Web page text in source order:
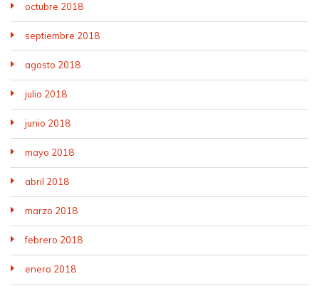
octubre 2018
septiembre 2018
agosto 2018
julio 2018
junio 2018
mayo 2018
abril 2018
marzo 2018
febrero 2018
enero 2018